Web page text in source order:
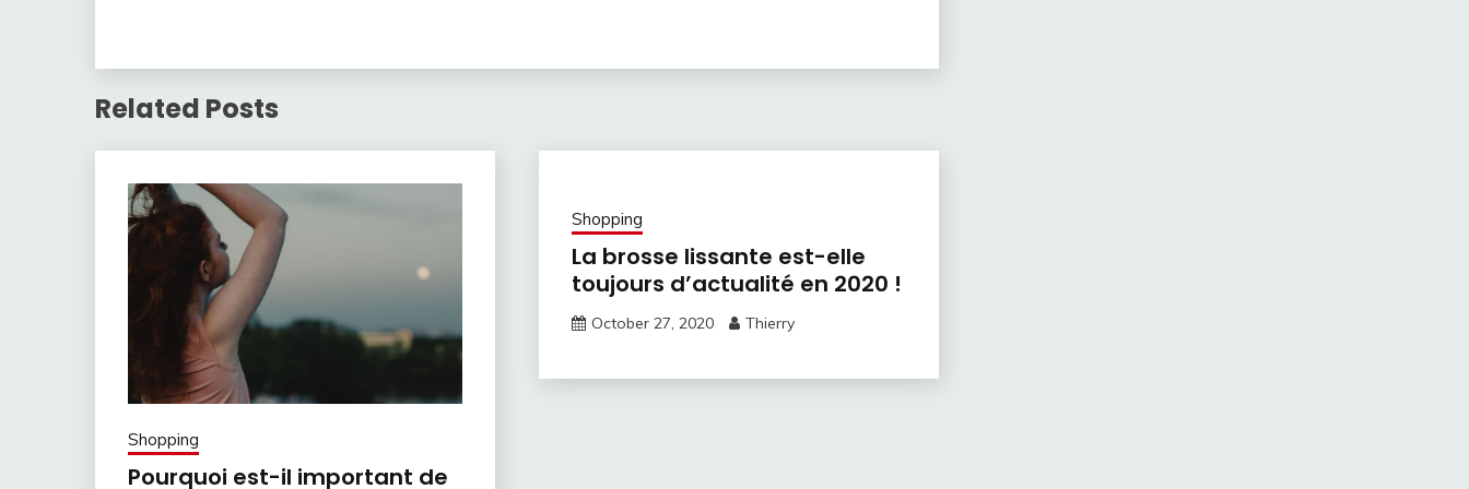
Related Posts
Shopping
Pourquoi est-il important de
Shopping
La brosse lissante est-elle
toujours d’actualité en 2020 !
October 27, 2020 Thierry